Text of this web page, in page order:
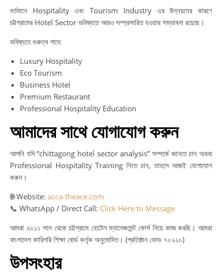
বর্তমানে Hospitality এবং Tourism Industry এর উন্নয়নের কারণে
চট্টগ্রামের Hotel Sector ভবিষ্যতে আরও সম্প্রসারিত হওয়ার সম্ভাবনা রয়েছে।
ভবিষ্যতে গুরুত্ব পাবে:
Luxury Hospitality
Eco Tourism
Business Hotel
Premium Restaurant
Professional Hospitality Education
আমাদের সাথে যোগাযোগ করুন
আপনি যদি “chittagong hotel sector analysis” সম্পর্কে জানতে চান অথবা
Professional Hospitality Training নিতে চান, তাহলে আজই যোগাযোগ
করুন।
🌐 Website: acca-theace.com
📞 WhatsApp / Direct Call: Click Here to Message
আমরা ২০১১ সাল থেকে চট্টগ্রামে হোটেল ম্যানেজমেন্ট কোর্স নিয়ে কাজ করছি। আমরা
বাংলাদেশ কারিগরি শিক্ষা বোর্ড কর্তৃক অনুমোদিত। (প্রতিষ্ঠান কোড ৭০২২০)
উপসংহার